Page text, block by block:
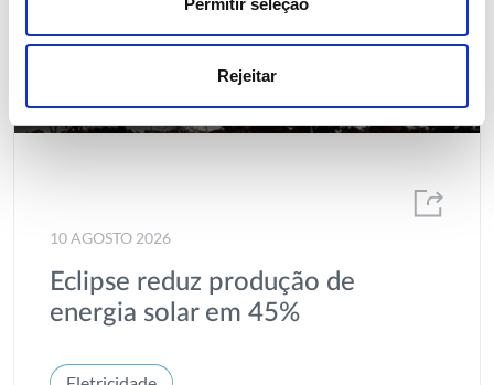
Rejeitar
10 AGOSTO 2026
Eclipse reduz produção de
energia solar em 45%